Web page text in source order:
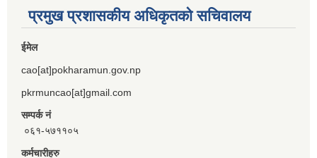
प्रमुख प्रशासकीय अधिकृतको सचिवालय
ईमेल
cao[at]pokharamun.gov.np
pkrmuncao[at]gmail.com
सम्पर्क नं
०६१-५७११०५
कर्मचारीहरु